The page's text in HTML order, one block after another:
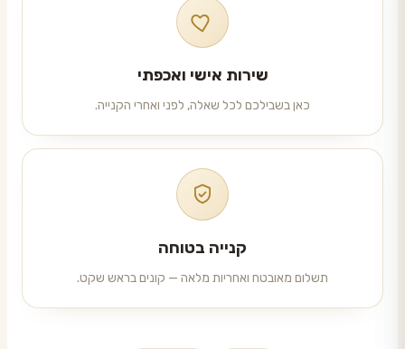
שירות אישי ואכפתי
כאן בשבילכם לכל שאלה, לפני ואחרי הקנייה.
קנייה בטוחה
תשלום מאובטח ואחריות מלאה — קונים בראש שקט.